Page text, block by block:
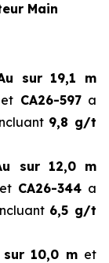
Main
sur 19,1 m
et CA26-597a
9,8 g/t
sur 12,0 m
et CA26-344 a
6,5 g/t
10,0 m et